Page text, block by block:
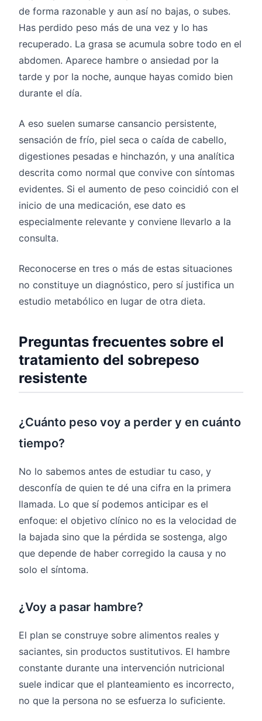
de forma razonable y aun así no bajas, o subes.
Has perdido peso más de una vez y lo has
recuperado. La grasa se acumula sobre todo en el
abdomen. Aparece hambre o ansiedad por la
tarde y por la noche, aunque hayas comido bien
durante el día.
A eso suelen sumarse cansancio persistente,
sensación de frío, piel seca o caída de cabello,
digestiones pesadas e hinchazón, y una analítica
descrita como normal que convive con síntomas
evidentes. Si el aumento de peso coincidió con el
inicio de una medicación, ese dato es
especialmente relevante y conviene llevarlo a la
consulta.
Reconocerse en tres o más de estas situaciones
no constituye un diagnóstico, pero sí justifica un
estudio metabólico en lugar de otra dieta.
Preguntas frecuentes sobre el
tratamiento del sobrepeso
resistente
¿Cuánto peso voy a perder y en cuánto
tiempo?
No lo sabemos antes de estudiar tu caso, y
desconfía de quien te dé una cifra en la primera
llamada. Lo que sí podemos anticipar es el
enfoque: el objetivo clínico no es la velocidad de
la bajada sino que la pérdida se sostenga, algo
que depende de haber corregido la causa y no
solo el síntoma.
¿Voy a pasar hambre?
El plan se construye sobre alimentos reales y
saciantes, sin productos sustitutivos. El hambre
constante durante una intervención nutricional
suele indicar que el planteamiento es incorrecto,
no que la persona no se esfuerza lo suficiente.